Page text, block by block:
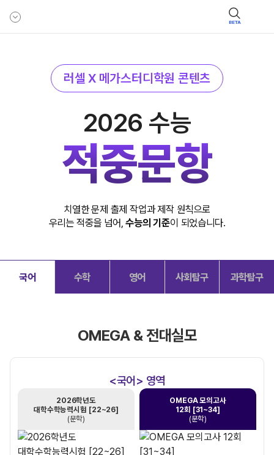
BETA
러셀 X 메가스터디학원 콘텐츠
2026 수능
적중문항
치열한 문제 출제 작업과 제작 원칙으로
우리는 적중을 넘어,수능의 기준이 되었습니다.
국어 수학 영어 사회탐구 과학탐구
OMEGA & 전대실모
<국어> 영역
2026학년도
대학수학능력시험 [22~26]
(문학)
OMEGA 모의고사
12회 [31~34]
(문학)